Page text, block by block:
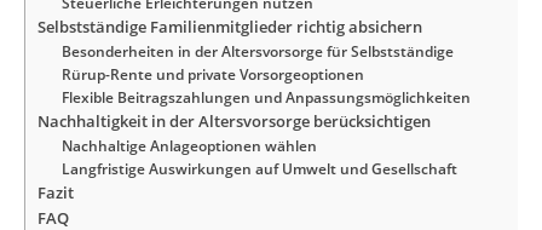
Selbstständige Familienmitglieder richtig absichern
Besonderheiten in der Altersvorsorge für Selbstständige
Rürup-Rente und private Vorsorgeoptionen
Flexible Beitragszahlungen und Anpassungsmöglichkeiten
Nachhaltigkeit in der Altersvorsorge berücksichtigen
Nachhaltige Anlageoptionen wählen
Langfristige Auswirkungen auf Umwelt und Gesellschaft
Fazit
FAQ